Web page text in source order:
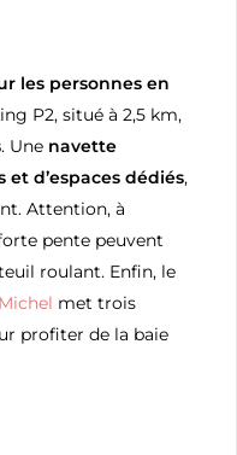
les personnes en
P2, situé à 2,5 km,
. Une navette
d’espaces dédiés,
Attention, à
pente peuvent
roulant. Enfin, le
met trois
profiter de la baie